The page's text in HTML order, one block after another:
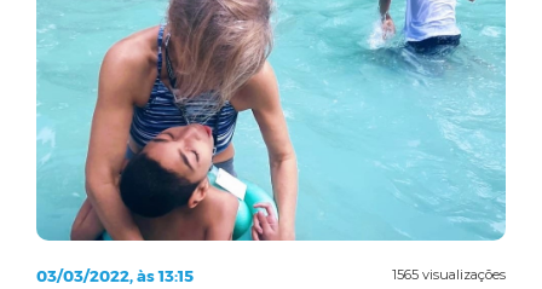
1565 visualizações
03/03/2022, às 13:15